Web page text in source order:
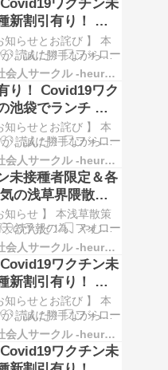
店を見つけました。 店
クセスなど悪くない
事会になると思い…
ワクチン未
新割引有り！ 八
レストラン バー
み放題付きの食事
ル イベントの告
知らせとお詫び 】 本
、誠に勝手ながら中
す。 今回は、女性に
少なく、大きな男女
までに男女比を一定
と判断し、残念なが
何卒、ご理解を頂きた
ブログ | 社会人サークル -heureux- ルルー
り！ Ⅽovid19ワク
池袋でランチ ビ
社会人サークル
知らせとお詫び 】 本
、誠に勝手ながら中
今回は、男性のお客
ーバー)ですが、女性
申込み者数に非常に
有り、当日までに男
める事は困難と判断
ブログ | 社会人サークル -heureux- ルルー
未接種者限定＆各
の浅草界隈散策♪
ベントの告知
知らせ 】 本浅草散策
の予報の為、やむな
す。 いくつかの天気
ほとんどの予報サイ
草の天気は昼頃から
ら雨の予報となって
て、残念ながら中止と
ブログ | 社会人サークル -heureux- ルルー
ワクチン未
新割引有り！ 上
ーでゆったり２.
と飲み放題付きの
ークル イベント
知らせとお詫び 】 本
、誠に勝手ながら中
今回は、男性は満員
)ですが、女性が少な
異があり、当日まで
ブログ | 社会人サークル -heureux- ルルー
ワクチン未